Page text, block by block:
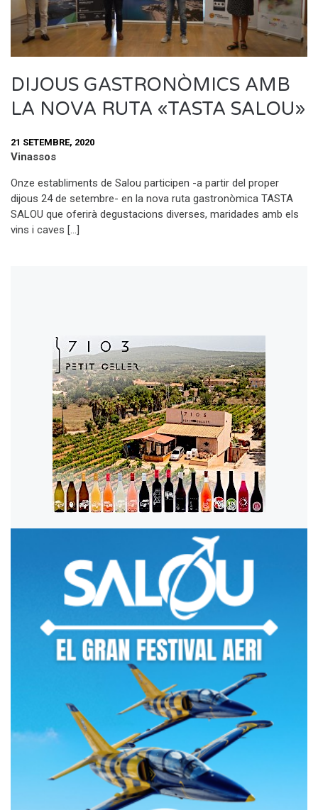
DIJOUS GASTRONÒMICS AMB
LA NOVA RUTA «TASTA SALOU»
21 SETEMBRE, 2020
Vinassos
Onze establiments de Salou participen -a partir del proper
dijous 24 de setembre- en la nova ruta gastronòmica TASTA
SALOU que oferirà degustacions diverses, maridades amb els
vins i caves […]